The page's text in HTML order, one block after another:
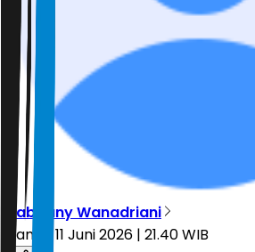
Rabbany Wanadriani
Kamis, 11 Juni 2026 | 21.40 WIB